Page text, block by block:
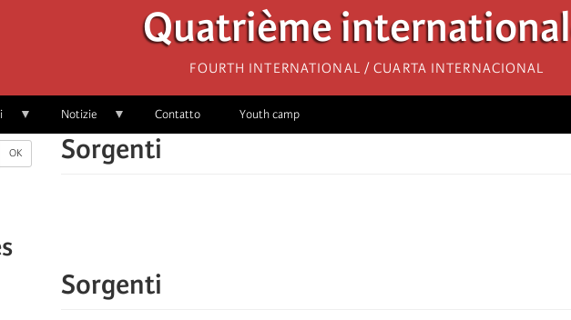
Quatrième
Fourth International / Cuarta Internacional
Notizie Contatto Youth camp
OK Sorgenti
Sorgenti